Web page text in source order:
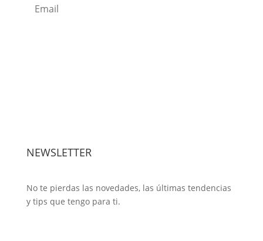
NEWSLETTER
No te pierdas las novedades, las últimas tendencias
y tips que tengo para ti.